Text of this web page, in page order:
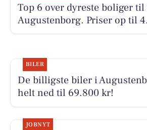
Top 6 over dyreste boliger til
Augustenborg. Priser op til
BILER
De billigste biler i
helt ned til 69.800 kr!
JOBNYT